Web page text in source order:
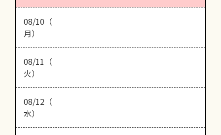
08/10（
月）
08/11（
火）
08/12（
水）